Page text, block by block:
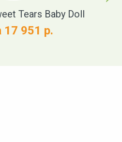
Tears Baby Doll
17 951 р.